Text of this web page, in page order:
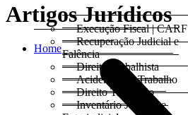
Execução Fiscal | CARF
Recuperação Judicial e
Falência
Direito Trabalhista
Acidentes do Trabalho
Direito Tributário
Inventário Judicial e
Artigos Jurídicos
Home